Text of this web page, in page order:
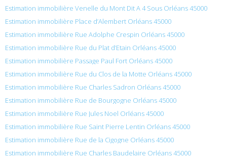
Estimation immobilière Venelle du Mont Dit A 4 Sous Orléans 45000
Estimation immobilière Place d’Alembert Orléans 45000
Estimation immobilière Rue Adolphe Crespin Orléans 45000
Estimation immobilière Rue du Plat d’Etain Orléans 45000
Estimation immobilière Passage Paul Fort Orléans 45000
Estimation immobilière Rue du Clos de la Motte Orléans 45000
Estimation immobilière Rue Charles Sadron Orléans 45000
Estimation immobilière Rue de Bourgogne Orléans 45000
Estimation immobilière Rue Jules Noel Orléans 45000
Estimation immobilière Rue Saint Pierre Lentin Orléans 45000
Estimation immobilière Rue de la Cigogne Orléans 45000
Estimation immobilière Rue Charles Baudelaire Orléans 45000